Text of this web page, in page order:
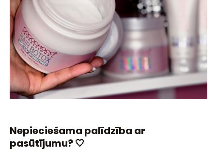
Nepieciešama palīdzība ar
pasūtījumu? 🤍